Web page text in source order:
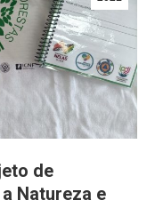
de
Natureza e